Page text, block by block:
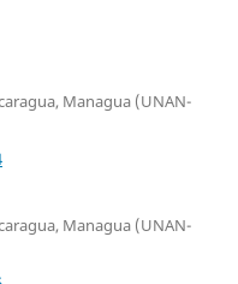
Managua (UNAN-
Managua (UNAN-